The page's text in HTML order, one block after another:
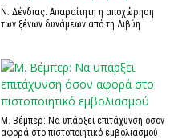
Ν. Δένδιας: Απαραίτητη η αποχώρηση
των ξένων δυνάμεων από τη Λιβύη
Μ. Βέμπερ: Να υπάρξει επιτάχυνση όσον
αφορά στο πιστοποιητικό εμβολιασμού